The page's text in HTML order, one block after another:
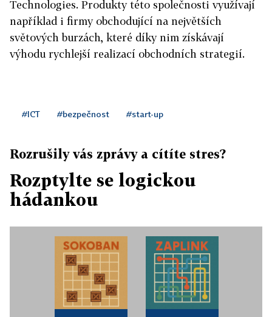
Technologies. Produkty této společnosti využívají
například i firmy obchodující na největších
světových burzách, které díky nim získávají
výhodu rychlejší realizací obchodních strategií.
#ICT #bezpečnost #start-up
Rozrušily vás zprávy a cítíte stres?
Rozptylte se logickou
hádankou